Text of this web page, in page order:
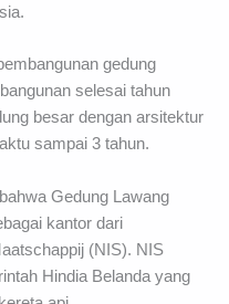
gedung
selesai tahun
besar dengan arsitektur
sampai 3 tahun.
Gedung Lawang
kantor dari
(NIS). NIS
Hindia Belanda yang